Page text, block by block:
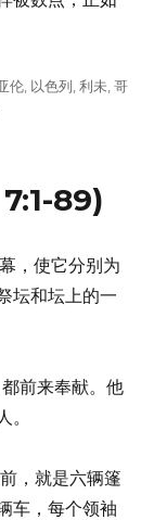
伦 以色列 ,利未 ,哥
男
调
查
89)
，使它分别为
坛和坛上的一
前来奉献。他
，就是六辆篷
车，每个领袖